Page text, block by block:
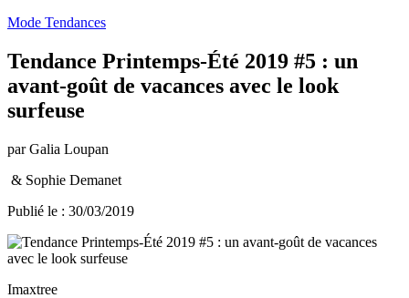
Mode Tendances
Tendance Printemps-Été 2019 #5 : un
avant-goût de vacances avec le look
surfeuse
par Galia Loupan
& Sophie Demanet
Publié le : 30/03/2019
Imaxtree